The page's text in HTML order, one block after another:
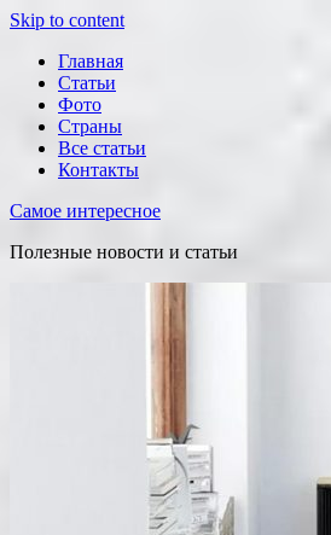
Skip to content
Главная
Статьи
Фото
Страны
Все статьи
Контакты
Самое интересное
Полезные новости и статьи